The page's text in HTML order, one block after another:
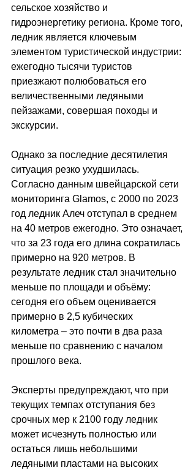
сельское хозяйство и
гидроэнергетику региона. Кроме того,
ледник является ключевым
элементом туристической индустрии:
ежегодно тысячи туристов
приезжают полюбоваться его
величественными ледяными
пейзажами, совершая походы и
экскурсии.
Однако за последние десятилетия
ситуация резко ухудшилась.
Согласно данным швейцарской сети
мониторинга Glamos, с 2000 по 2023
год ледник Алеч отступал в среднем
на 40 метров ежегодно. Это означает,
что за 23 года его длина сократилась
примерно на 920 метров. В
результате ледник стал значительно
меньше по площади и объёму:
сегодня его объем оценивается
примерно в 2,5 кубических
километра – это почти в два раза
меньше по сравнению с началом
прошлого века.
Эксперты предупреждают, что при
текущих темпах отступания без
срочных мер к 2100 году ледник
может исчезнуть полностью или
остаться лишь небольшими
ледяными пластами на высоких